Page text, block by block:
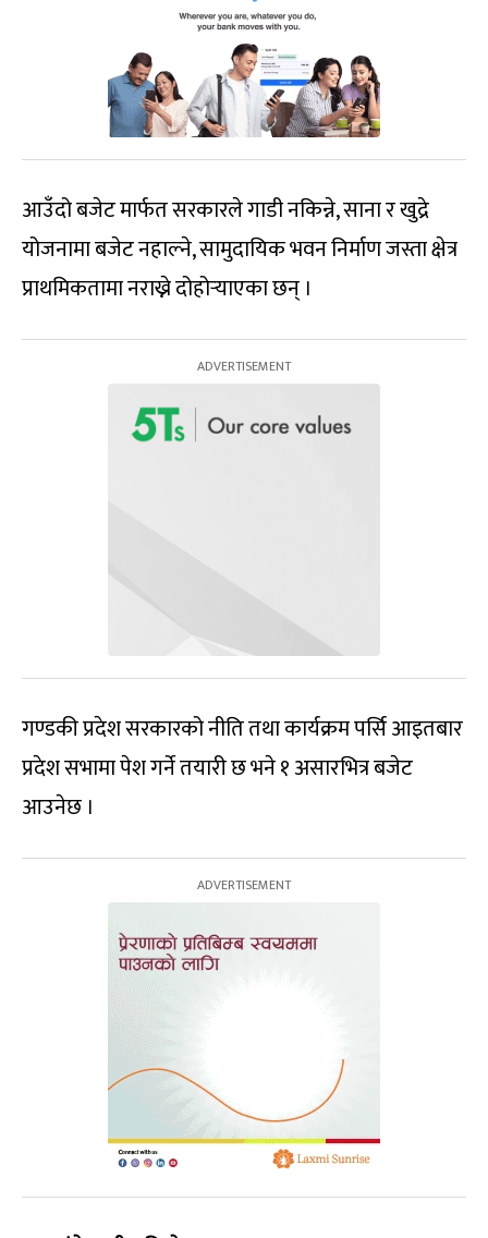
आउँदो बजेट मार्फत सरकारले गाडी नकिन्ने, साना र खुद्रे
योजनामा बजेट नहाल्ने, सामुदायिक भवन निर्माण जस्ता क्षेत्र
प्राथमिकतामा नराख्ने दोहोर्‍याएका छन् ।
गण्डकी प्रदेश सरकारको नीति तथा कार्यक्रम पर्सि आइतबार
प्रदेश सभामा पेश गर्ने तयारी छ भने १ असारभित्र बजेट
आउनेछ ।